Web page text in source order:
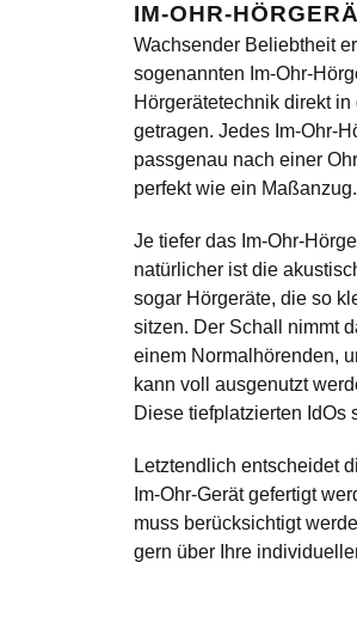
IM-OHR-
Wachsender Beliebtheit
sogenannten Im-Ohr-
Hörgerätetechnik direkt
getragen. Jedes Im-Ohr-
passgenau nach einer
perfekt wie ein Maßanzug.
Je tiefer das Im-Ohr-
natürlicher ist die
sogar Hörgeräte, die so
sitzen. Der Schall nimmt
einem Normalhörenden,
kann voll ausgenutzt
Diese tiefplatzierten IdOs
Letztendlich entscheidet
Im-Ohr-Gerät gefertigt
muss berücksichtigt
gern über Ihre